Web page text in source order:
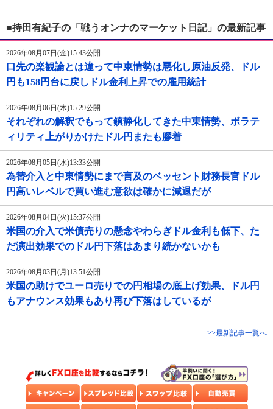
■持田有紀子の「戦うオンナのマーケット日記」の最新記事
2026年08月07日(金)15:43公開
口先の楽観論とは違って中東情勢は悪化し原油反発、ドル
円も158円台に戻しドル金利上昇での雇用統計
2026年08月06日(木)15:29公開
それぞれの解釈でもって鎮静化してきた中東情勢、ボラテ
ィリティ上がりかけたドル円またも膠着
2026年08月05日(水)13:33公開
為替介入と中東情勢にまで言及のベッセント財務長官ドル
円高いレベルで買い進む意欲は確かに減退だが
2026年08月04日(火)15:37公開
米国の介入で米債売りの懸念やわらぎドル金利も低下、た
だ演出効果でのドル円下落はあまり続かないかも
2026年08月03日(月)13:51公開
米国の助けでユーロ売りでの円相場の底上げ効果、ドル円
もアナウンス効果もあり再び下落はしているが
>>最新記事一覧へ